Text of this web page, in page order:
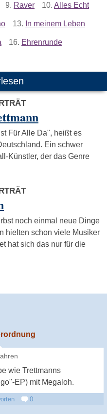
9. Raver 10. Alles Echt
13. In meinem Leben
16. Ehrenrunde
Für Alle Da", heißt es
Ein schwer
Künstler, der das Genre
noch einmal neue Dinge
hielten schon viele Musiker
hat sich das nur für die
wie Trettmanns
EP) mit Megaloh.
0